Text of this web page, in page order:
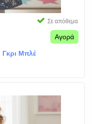
Σε απόθεμα
Αγορά
Γκρι Μπλέ